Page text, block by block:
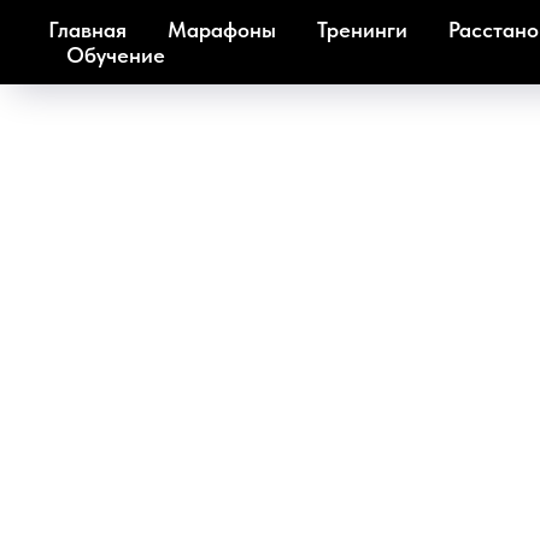
Главная Марафоны Тренинги
Обучение